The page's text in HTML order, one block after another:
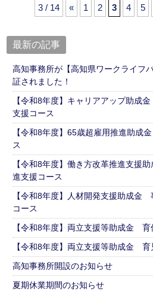
3 / 14 « 1 2 3 4 5
最新の記事
高知事務所が【高知県ワークライフ
証されました！
【令和8年度】キャリアアップ助成
支援コース
【令和8年度】65歳超雇用推進助成
ス
【令和8年度】働き方改革推進支援
進支援コース
【令和8年度】人材開発支援助成金
コース
【令和8年度】両立支援等助成金
【令和8年度】両立支援等助成金 育
高知事務所開設のお知らせ
夏期休業期間のお知らせ